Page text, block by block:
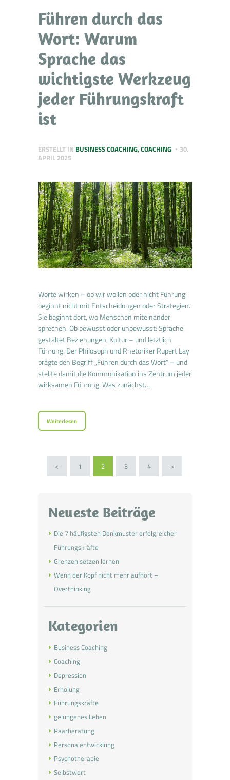
Führen durch das
Wort: Warum
Sprache das
wichtigste Werkzeug
jeder Führungskraft
ist
ERSTELLT IN BUSINESS COACHING,COACHING
30.
APRIL 2025
Worte wirken – ob wir wollen oder nicht Führung
beginnt nicht mit Entscheidungen oder Strategien.
Sie beginnt dort, wo Menschen miteinander
sprechen. Ob bewusst oder unbewusst: Sprache
gestaltet Beziehungen, Kultur – und letztlich
Führung. Der Philosoph und Rhetoriker Rupert Lay
prägte den Begriff „Führen durch das Wort“ – und
stellte damit die Kommunikation ins Zentrum jeder
wirksamen Führung. Was zunächst…
Weiterlesen
Seitennummerierung der
Beiträge
< PAGE
1 PAGE
2 PAGE
3 PAGE
4 >
Neueste Beiträge
Die 7 häufigsten Denkmuster erfolgreicher
Führungskräfte
Grenzen setzen lernen
Wenn der Kopf nicht mehr aufhört –
Overthinking
Kategorien
Business Coaching
Coaching
Depression
Erholung
Führungskräfte
gelungenes Leben
Paarberatung
Personalentwicklung
Psychotherapie
Selbstwert